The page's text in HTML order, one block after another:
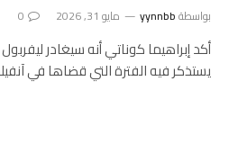
بواسطةyynnbb مايو 31, 2026 0
أكد إبراهيما كوناتي أنه سيغادر
يستذكر فيه الفترة التي قضاها في